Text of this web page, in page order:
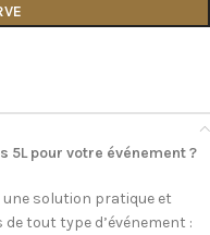
5L pour votre événement ?
une solution pratique et
tout type d’événement :